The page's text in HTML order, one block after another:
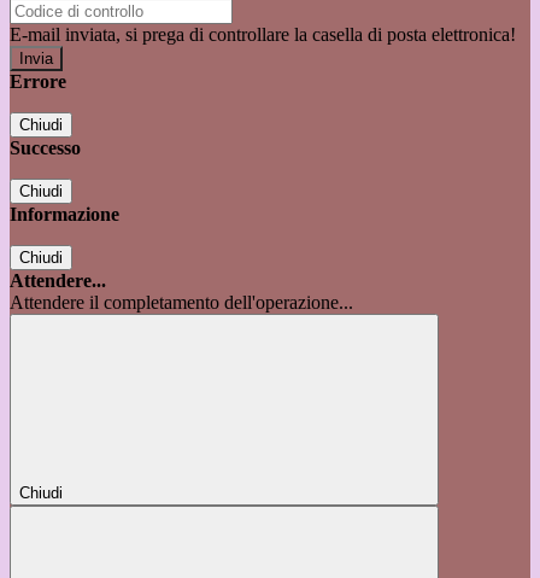
E-mail inviata, si prega di controllare la casella di posta elettronica!
Errore
Chiudi
Successo
Chiudi
Informazione
Chiudi
Attendere...
Attendere il completamento dell'operazione...
Chiudi